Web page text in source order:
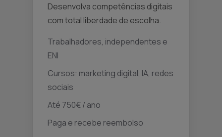
Desenvolva competências digitais
com total liberdade de escolha.
Trabalhadores, independentes e
ENI
Cursos: marketing digital, IA, redes
sociais
Até 750€ / ano
Paga e recebe reembolso